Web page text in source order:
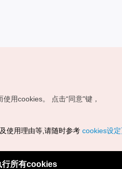
局版权所有
用cookies。
点击“同意"键，
使用理由等,请随时参考 cookies设
行所有cookies